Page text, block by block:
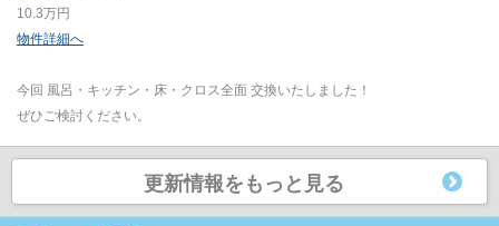
10.3万円
物件詳細へ
今回 風呂・キッチン・床・クロス全面 交換いたしました！
ぜひご検討ください。
更新情報をもっと見る